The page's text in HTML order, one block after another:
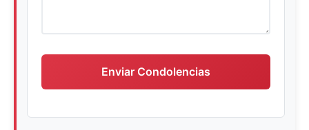
Enviar Condolencias